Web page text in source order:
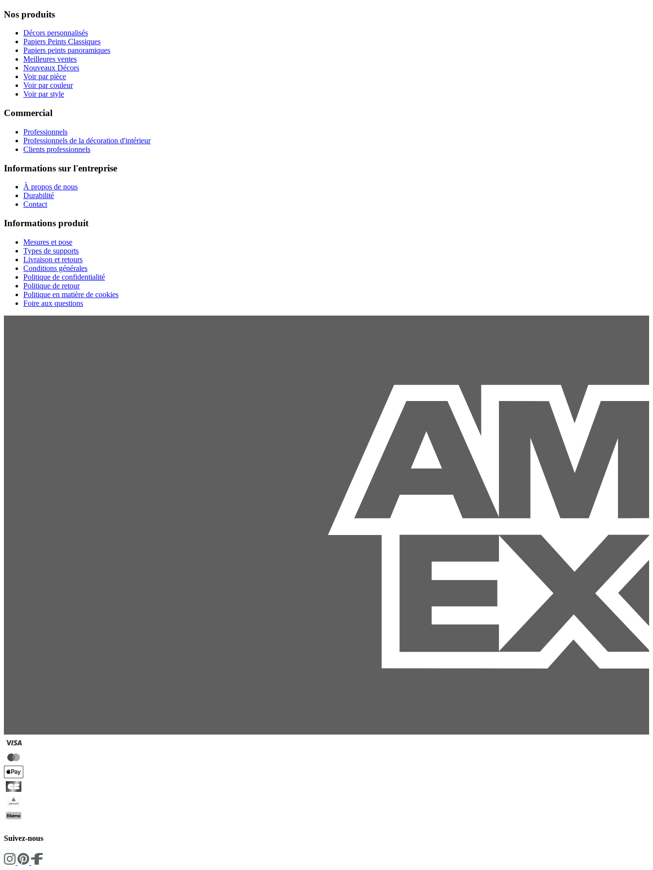
Nos produits
Décors personnalisés
Papiers Peints Classiques
Papiers peints panoramiques
Meilleures ventes
Nouveaux Décors
Voir par pièce
Voir par couleur
Voir par style
Commercial
Professionnels
Professionnels de la décoration d'intérieur
Clients professionnels
Informations sur l'entreprise
À propos de nous
Durabilité
Contact
Informations produit
Mesures et pose
Types de supports
Livraison et retours
Conditions générales
Politique de confidentialité
Politique de retour
Politique en matière de cookies
Foire aux questions
Suivez-nous